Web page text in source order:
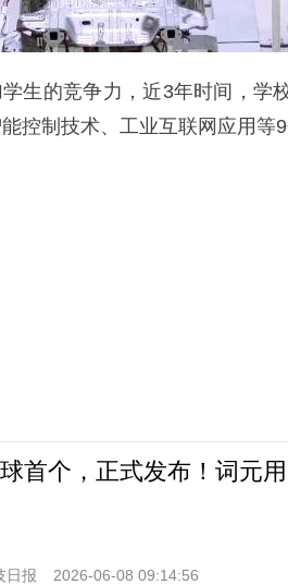
生的竞争力，近3年时间，学
控制技术、工业互联网应用等9
首个，正式发布！词元
日报 2026-06-08 09:14:56